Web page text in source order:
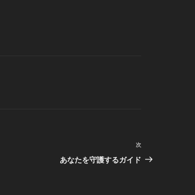
次
の
次
あなたを守護するガイド